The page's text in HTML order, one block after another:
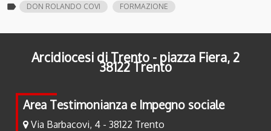
label DON ROLANDO COVI FORMAZIONE
Arcidiocesi di Trento - piazza Fiera, 2
38122 Trento
Area Testimonianza e Impegno sociale
Via Barbacovi, 4 - 38122 Trento